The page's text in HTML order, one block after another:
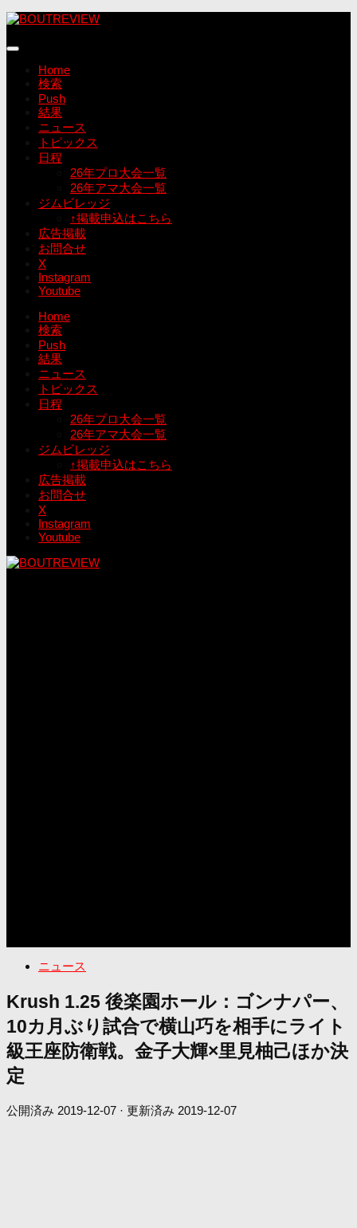
コ
テ
Home
検索
Push
結果
ニュース
トピックス
日程
26年プロ大会一覧
26年アマ大会一覧
ジムビレッジ
↑掲載申込はこちら
広告掲載
お問合せ
X
Instagram
Youtube
Home
検索
Push
結果
ニュース
トピックス
日程
26年プロ大会一覧
26年アマ大会一覧
ジムビレッジ
↑掲載申込はこちら
広告掲載
お問合せ
X
Instagram
Youtube
ニュース
Krush 1.25 後楽園ホール：ゴンナパー、
10カ月ぶり試合で横山巧を相手にライト
級王座防衛戦。金子大輝×里見柚己ほか決
定
公開済み 2019-12-07 · 更新済み 2019-12-07